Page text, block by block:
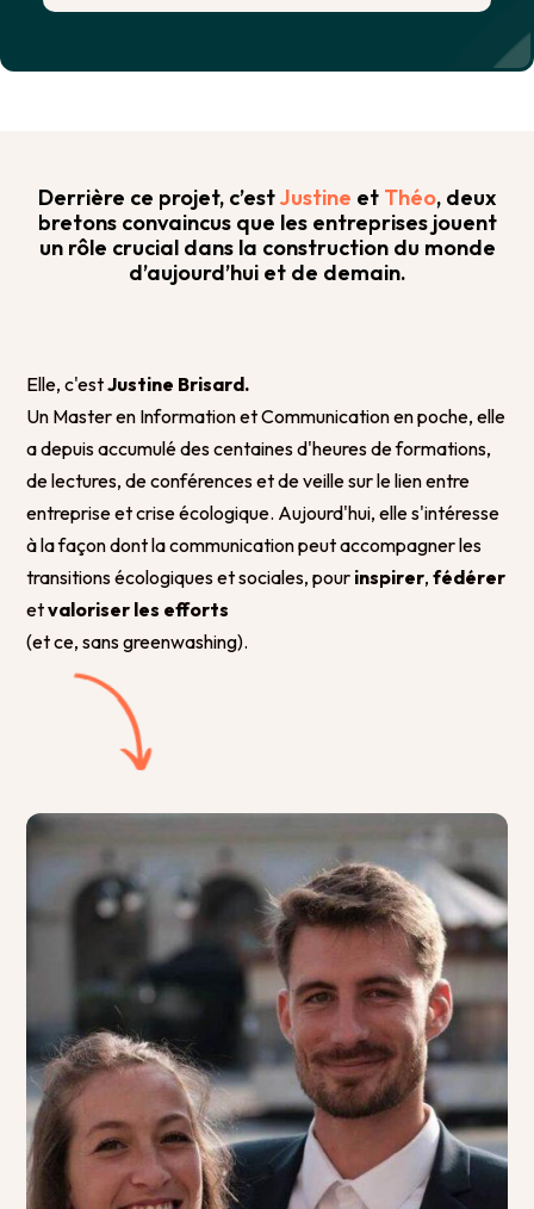
Derrière ce projet, c’estJustine et Théo, deux
bretons convaincus que les entreprises jouent
un rôle crucial dans la construction du monde
d’aujourd’hui et de demain.
Elle, c'estJustine Brisard.
Un Master en Information et Communication en poche, elle
a depuis accumulé des centaines d'heures de formations,
de lectures, de conférences et de veille sur le lien entre
entreprise et crise écologique. Aujourd'hui, elle s'intéresse
à la façon dont la communication peut accompagner les
transitions écologiques et sociales, pour inspirer,fédérer
etvaloriser les efforts
(et ce, sans greenwashing).